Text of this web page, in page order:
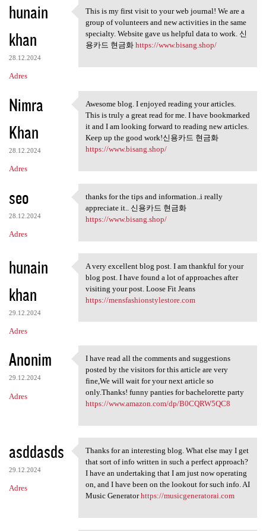
hunain
khan
28.12.2024
Adres
This is my first visit to
This is my first visit to your web journal! We are a
group of volunteers and new activities in the same
specialty. Website gave us helpful data to work. 신
용카드 현금화 https://www.bisang.shop/
Nimra
Khan
28.12.2024
Adres
Awesome blog. I enjoyed
Awesome blog. I enjoyed reading your articles.
This is truly a great read for me. I have bookmarked
it and I am looking forward to reading new articles.
Keep up the good work!신용카드 현금화
https://www.bisang.shop/
seo
28.12.2024
Adres
thanks for the tips and
thanks for the tips and information..i really
appreciate it.. 신용카드 현금화
https://www.bisang.shop/
hunain
khan
29.12.2024
Adres
A very excellent blog post. I
A very excellent blog post. I am thankful for your
blog post. I have found a lot of approaches after
visiting your post. Loose Fit Jeans
https://mensfashionstylestore.com
Anonim
29.12.2024
Adres
I have read all the comments
I have read all the comments and suggestions
posted by the visitors for this article are very
fine,We will wait for your next article so
only.Thanks! funny panties for bachelorette party
https://www.amazon.com/dp/B0CQRW5QC8
asddasds
29.12.2024
Adres
Thanks for an interesting
Thanks for an interesting blog. What else may I get
that sort of info written in such a perfect approach?
I have an undertaking that I am just now operating
on, and I have been on the lookout for such info. AI
Music Generatorhttps://musicgeneratorai.com